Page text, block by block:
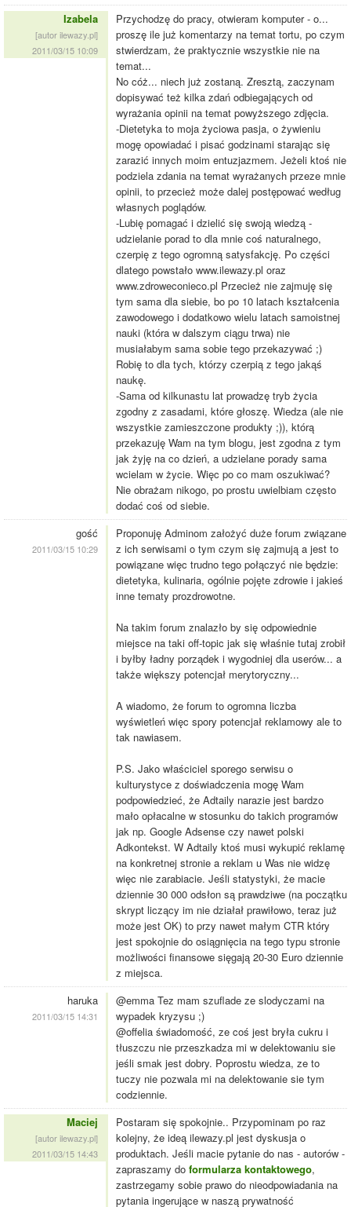
Izabela
[autor ilewazy.pl]
2011/03/15 10:09
Przychodzę do pracy, otwieram komputer - o...
proszę ile już komentarzy na temat tortu, po czym
stwierdzam, że praktycznie wszystkie nie na
temat...
No cóż... niech już zostaną. Zresztą, zaczynam
dopisywać też kilka zdań odbiegających od
wyrażania opinii na temat powyższego zdjęcia.
-Dietetyka to moja życiowa pasja, o żywieniu
mogę opowiadać i pisać godzinami starając się
zarazić innych moim entuzjazmem. Jeżeli ktoś nie
podziela zdania na temat wyrażanych przeze mnie
opinii, to przecież może dalej postępować według
własnych poglądów.
-Lubię pomagać i dzielić się swoją wiedzą -
udzielanie porad to dla mnie coś naturalnego,
czerpię z tego ogromną satysfakcję. Po części
dlatego powstało www.ilewazy.pl oraz
www.zdroweconieco.pl Przecież nie zajmuję się
tym sama dla siebie, bo po 10 latach kształcenia
zawodowego i dodatkowo wielu latach samoistnej
nauki (która w dalszym ciągu trwa) nie
musiałabym sama sobie tego przekazywać ;)
Robię to dla tych, którzy czerpią z tego jakąś
naukę.
-Sama od kilkunastu lat prowadzę tryb życia
zgodny z zasadami, które głoszę. Wiedza (ale nie
wszystkie zamieszczone produkty ;)), którą
przekazuję Wam na tym blogu, jest zgodna z tym
jak żyję na co dzień, a udzielane porady sama
wcielam w życie. Więc po co mam oszukiwać?
Nie obrażam nikogo, po prostu uwielbiam często
dodać coś od siebie.
gość
2011/03/15 10:29
Proponuję Adminom założyć duże forum związane
z ich serwisami o tym czym się zajmują a jest to
powiązane więc trudno tego połączyć nie będzie:
dietetyka, kulinaria, ogólnie pojęte zdrowie i jakieś
inne tematy prozdrowotne.
Na takim forum znalazło by się odpowiednie
miejsce na taki off-topic jak się właśnie tutaj zrobił
i byłby ładny porządek i wygodniej dla userów... a
także większy potencjał merytoryczny...
A wiadomo, że forum to ogromna liczba
wyświetleń więc spory potencjał reklamowy ale to
tak nawiasem.
P.S. Jako właściciel sporego serwisu o
kulturystyce z doświadczenia mogę Wam
podpowiedzieć, że Adtaily narazie jest bardzo
mało opłacalne w stosunku do takich programów
jak np. Google Adsense czy nawet polski
Adkontekst. W Adtaily ktoś musi wykupić reklamę
na konkretnej stronie a reklam u Was nie widzę
więc nie zarabiacie. Jeśli statystyki, że macie
dziennie 30 000 odsłon są prawdziwe (na początku
skrypt liczący im nie działał prawiłowo, teraz już
może jest OK) to przy nawet małym CTR który
jest spokojnie do osiągnięcia na tego typu stronie
możliwości finansowe sięgają 20-30 Euro dziennie
z miejsca.
haruka
2011/03/15 14:31
@emma Tez mam szuflade ze slodyczami na
wypadek kryzysu ;)
@offelia świadomość, ze coś jest bryła cukru i
tłuszczu nie przeszkadza mi w delektowaniu sie
jeśli smak jest dobry. Poprostu wiedza, ze to
tuczy nie pozwala mi na delektowanie sie tym
codziennie.
Maciej
[autor ilewazy.pl]
2011/03/15 14:43
Postaram się spokojnie.. Przypominam po raz
kolejny, że ideą ilewazy.pl jest dyskusja o
produktach. Jeśli macie pytanie do nas - autorów -
zapraszamy do formularza kontaktowego,
zastrzegamy sobie prawo do nieodpowiadania na
pytania ingerujące w naszą prywatność